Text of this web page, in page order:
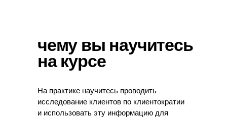
На практике научитесь проводить
исследование клиентов по клиентократии
и использовать эту информацию для
чему вы научитесь
на курсе